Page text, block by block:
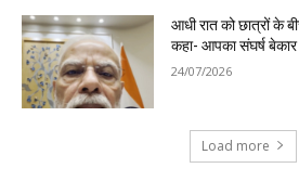
आधी रात को छात्रों के
कहा- आपका संघर्ष बेकार
24/07/2026
Load more